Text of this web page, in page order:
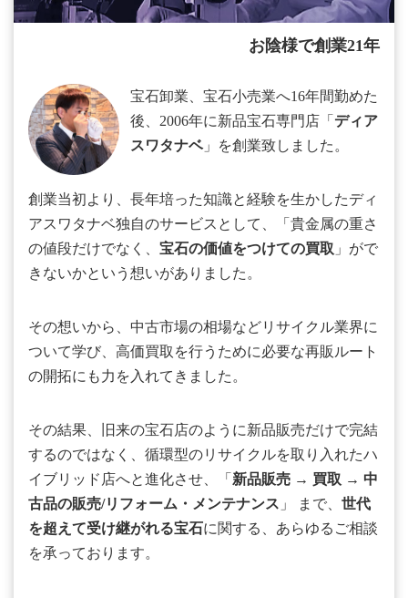
お陰様で創業21年
宝石卸業、宝石小売業へ16年間勤めた
後、2006年に新品宝石専門店「 ディア
スワタナベ」を創業致しました。
創業当初より、長年培った知識と経験を生かしたディ
アスワタナベ独自のサービスとして、「貴金属の重さ
の値段だけでなく、 宝石の価値をつけての買取 」がで
きないかという想いがありました。
その想いから、中古市場の相場などリサイクル業界に
ついて学び、高価買取を行うために必要な再販ルート
の開拓にも力を入れてきました。
その結果、旧来の宝石店のように新品販売だけで完結
するのではなく、循環型のリサイクルを取り入れたハ
イブリッド店へと進化させ、「 新品販売 → 買取 → 中
古品の販売/リフォーム・メンテナンス 」 まで、 世代
を超えて受け継がれる宝石に関する、あらゆるご相談
を承っております。